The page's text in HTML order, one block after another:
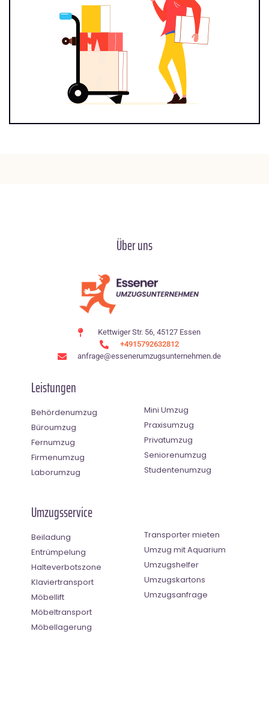
Über uns
Kettwiger Str. 56, 45127 Essen
+4915792632812
anfrage@essenerumzugsunternehmen.de
Leistungen
Behördenumzug
Büroumzug
Fernumzug
Firmenumzug
Laborumzug
Mini Umzug
Praxisumzug
Privatumzug
Seniorenumzug
Studentenumzug
Umzugsservice
Beiladung
Entrümpelung
Halteverbotszone
Klaviertransport
Möbellift
Möbeltransport
Möbellagerung
Transporter mieten
Umzug mit Aquarium
Umzugshelfer
Umzugskartons
Umzugsanfrage